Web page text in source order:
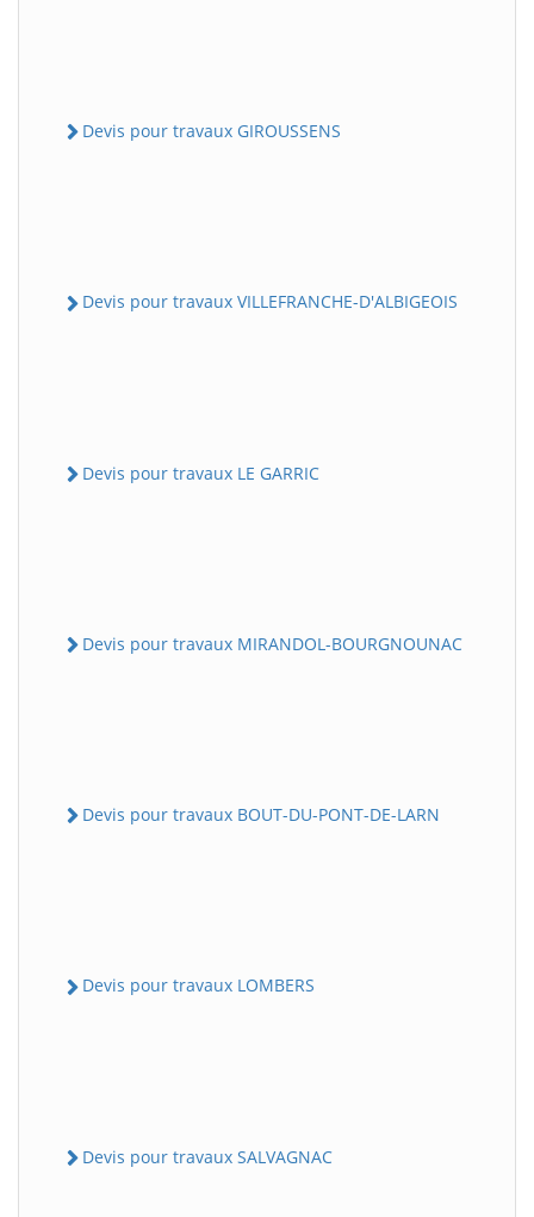
Devis pour travaux GIROUSSENS
Devis pour travaux VILLEFRANCHE-D'ALBIGEOIS
Devis pour travaux LE GARRIC
Devis pour travaux MIRANDOL-BOURGNOUNAC
Devis pour travaux BOUT-DU-PONT-DE-LARN
Devis pour travaux LOMBERS
Devis pour travaux SALVAGNAC